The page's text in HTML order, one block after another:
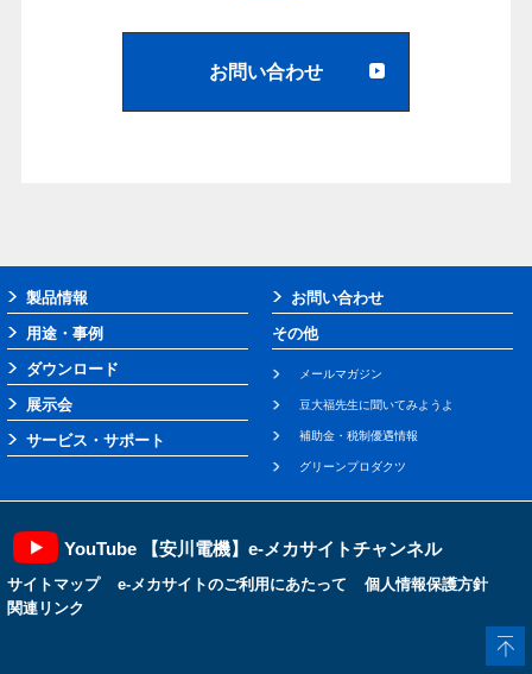
お問い合わせ
製品情報
用途・事例
ダウンロード
展示会
サービス・サポート
お問い合わせ
その他
メールマガジン
豆大福先生に聞いてみようよ
補助金・税制優遇情報
グリーンプロダクツ
YouTube 【安川電機】e-メカサイトチャンネル
サイトマップ e-メカサイトのご利用にあたって
個人情報保護方針
関連リンク